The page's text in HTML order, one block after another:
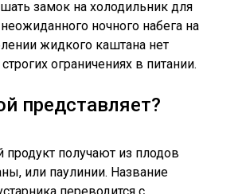
замок на холодильник для
ночного набега на
жидкого каштана нет
ограничениях в питании.
представляет?
продукт получают из плодов
или паулинии. Название